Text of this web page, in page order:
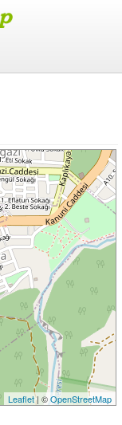
Leaflet| ©OpenStreetMap